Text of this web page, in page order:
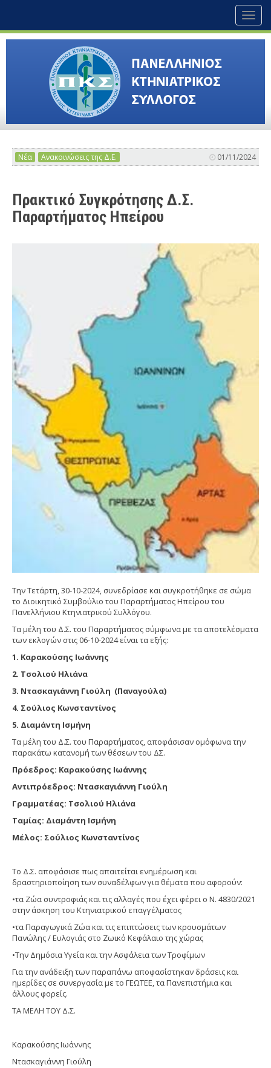
Νέα Ανακοινώσεις της Δ.Ε. 01/11/2024
Πρακτικό Συγκρότησης Δ.Σ.
Παραρτήματος Ηπείρου
Την Τετάρτη, 30-10-2024, συνεδρίασε και συγκροτήθηκε σε σώμα
το Διοικητικό Συμβούλιο του Παραρτήματος Ηπείρου του
Πανελλήνιου Κτηνιατρικού Συλλόγου.
Τα μέλη του Δ.Σ. του Παραρτήματος σύμφωνα με τα αποτελέσματα
των εκλογών στις 06-10-2024 είναι τα εξής:
1. Καρακούσης Ιωάννης
2. Τσολιού Ηλιάνα
3. Ντασκαγιάννη Γιούλη (Παναγούλα)
4. Σούλιος Κωνσταντίνος
5. Διαμάντη Ισμήνη
Τα μέλη του Δ.Σ. του Παραρτήματος, αποφάσισαν ομόφωνα την
παρακάτω κατανομή των θέσεων του ΔΣ.
Πρόεδρος: Καρακούσης Ιωάννης
Αντιπρόεδρος: Ντασκαγιάννη Γιούλη
Γραμματέας: Τσολιού Ηλιάνα
Ταμίας: Διαμάντη Ισμήνη
Μέλος: Σούλιος Κωνσταντίνος
Το Δ.Σ. αποφάσισε πως απαιτείται ενημέρωση και
δραστηριοποίηση των συναδέλφων για θέματα που αφορούν:
•τα Ζώα συντροφιάς και τις αλλαγές που έχει φέρει ο Ν. 4830/2021
στην άσκηση του Κτηνιατρικού επαγγέλματος
•τα Παραγωγικά Ζώα και τις επιπτώσεις των κρουσμάτων
Πανώλης / Ευλογιάς στο Ζωικό Κεφάλαιο της χώρας
•Την Δημόσια Υγεία και την Ασφάλεια των Τροφίμων
Για την ανάδειξη των παραπάνω αποφασίστηκαν δράσεις και
ημερίδες σε συνεργασία με το ΓΕΩΤΕΕ, τα Πανεπιστήμια και
άλλους φορείς.
ΤΑ ΜΕΛΗ ΤΟΥ Δ.Σ.
Καρακούσης Ιωάννης
Ντασκαγιάννη Γιούλη